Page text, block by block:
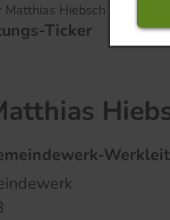
Matthias Hiebsch
Ticker